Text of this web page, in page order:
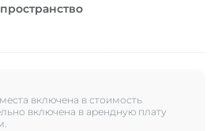
включена в стоимость
включена в арендную плату